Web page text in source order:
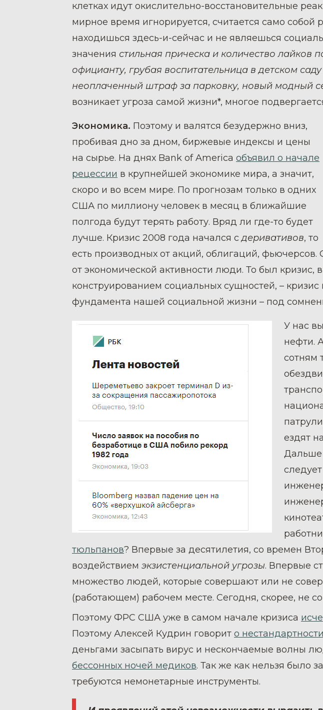
клетках идут окислительно-восстановительные
мирное время игнорируется, считается само
находишься здесь-и-сейчас и не являешься
значения стильная прическа и количество лайков
официанту, грубая воспитательница в детском
неоплаченный штраф за парковку, новый модный
возникает угроза самой жизни*, многое
Экономика. Поэтому и валятся безудержно вниз,
пробивая дно за дном, биржевые индексы и цены
на сырье. На днях Bank of America объявил о начале
рецессии в крупнейшей экономике мира, а значит,
скоро и во всем мире. По прогнозам только в одних
США по миллиону человек в месяц в ближайшие
полгода будут терять работу. Вряд ли где-то будет
лучше. Кризис 2008 года начался сдеривативов, то
есть производных от акций, облигаций,
от экономической активности люди. То был кризис,
конструированием социальных сущностей, –
фундамента нашей социальной жизни – под
У нас
нефти.
сотням
ездят
Дальше
тюльпанов? Впервые за десятилетия, со времен
воздействием экзистенциальной угрозы. Впервые
множество людей, которые совершают или не
(работающем) рабочем месте. Сегодня, скорее, не
Поэтому ФРС США уже в самом начале кризиса
Поэтому Алексей Кудрин говорит о
деньгами засыпать вирус и нескончаемые волны
бессонных ночей медиков. Так же как нельзя было
требуются немонетарные инструменты.